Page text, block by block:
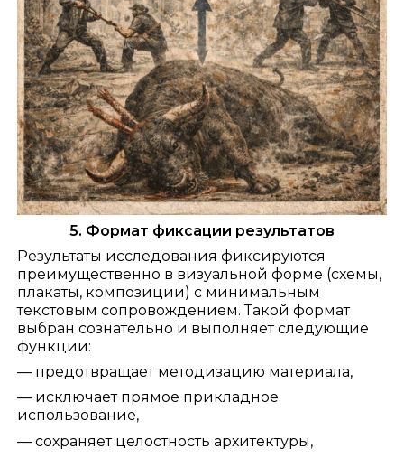
5. Формат фиксации результатов
Результаты исследования фиксируются
преимущественно в визуальной форме (схемы,
плакаты, композиции) с минимальным
текстовым сопровождением. Такой формат
выбран сознательно и выполняет следующие
функции:
— предотвращает методизацию материала,
— исключает прямое прикладное
использование,
— сохраняет целостность архитектуры,